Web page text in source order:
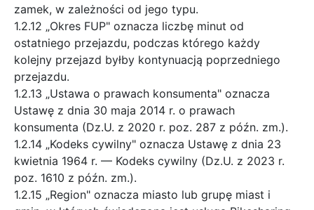
zamek, w zależności od jego typu.
1.2.12 „Okres FUP" oznacza liczbę minut od
ostatniego przejazdu, podczas którego każdy
kolejny przejazd byłby kontynuacją poprzedniego
przejazdu.
1.2.13 „Ustawa o prawach konsumenta" oznacza
Ustawę z dnia 30 maja 2014 r. o prawach
konsumenta (Dz.U. z 2020 r. poz. 287 z późn. zm.).
1.2.14 „Kodeks cywilny" oznacza Ustawę z dnia 23
kwietnia 1964 r. — Kodeks cywilny (Dz.U. z 2023 r.
poz. 1610 z późn. zm.).
1.2.15 „Region" oznacza miasto lub grupę miast i